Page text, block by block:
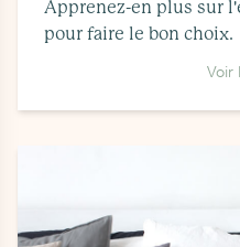
Apprenez-en plus sur
pour faire le bon choix.
Voir